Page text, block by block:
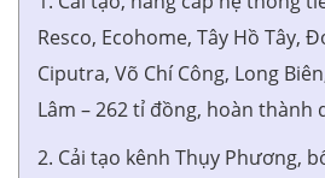
Resco, Ecohome, Tây Hồ Tây,
Ciputra, Võ Chí Công, Long
Lâm – 262 tỉ đồng, hoàn thành
2. Cải tạo kênh Thụy Phương,